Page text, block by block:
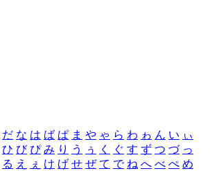
だ な は ば ぱ ま や ゃ ら わ ゎ ん い ぃ
ひ び ぴ み り う ぅ く ぐ す ず つ づ っ
る え ぇ け げ せ ぜ て で ね へ べ ぺ め